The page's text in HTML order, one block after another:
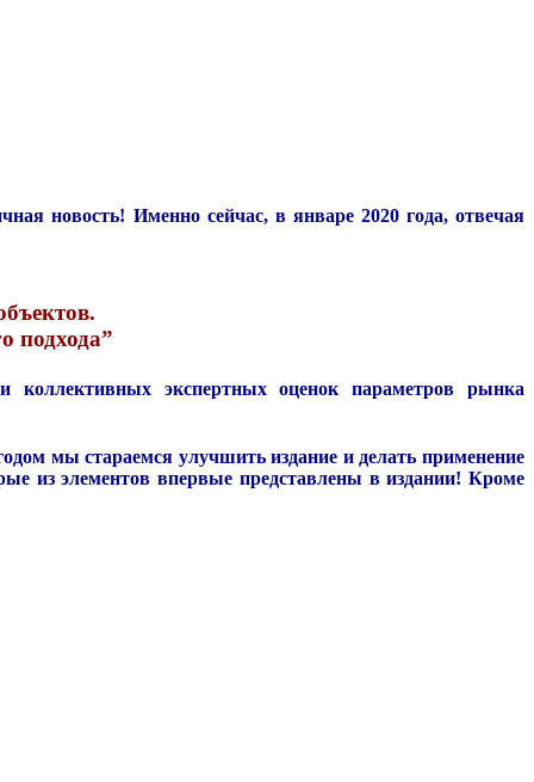
новость! Именно сейчас, в январе 2020 года, отвечая
подхода”
коллективных экспертных оценок параметров рынка
мы стараемся улучшить издание и делать применение
из элементов впервые представлены в издании! Кроме